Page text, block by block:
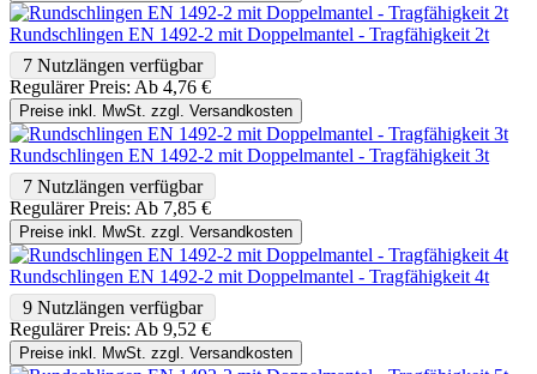
Rundschlingen EN 1492-2 mit Doppelmantel - Tragfähigkeit 2t
7 Nutzlängen verfügbar
Regulärer Preis: Ab 4,76 €
Preise inkl. MwSt. zzgl. Versandkosten
Rundschlingen EN 1492-2 mit Doppelmantel - Tragfähigkeit 3t
7 Nutzlängen verfügbar
Regulärer Preis: Ab 7,85 €
Preise inkl. MwSt. zzgl. Versandkosten
Rundschlingen EN 1492-2 mit Doppelmantel - Tragfähigkeit 4t
9 Nutzlängen verfügbar
Regulärer Preis: Ab 9,52 €
Preise inkl. MwSt. zzgl. Versandkosten